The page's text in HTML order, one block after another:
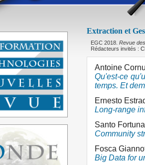
Extraction et
EGC 2018. Revue
Rédacteurs invités :
Antoine
Qu'est-ce
temps. Et
Ernesto
Long-range
Santo
Community
Fosca
Big Data for